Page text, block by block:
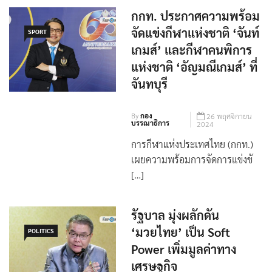
SPORT
กกท. ประกาศความพร้อม
จัดแข่งกีฬาแห่งชาติ ‘จันท์
เกมส์’ และกีฬาคนพิการ
แห่งชาติ ‘อัญมณีเกมส์’ ที่
จันทบุรี
Byกอง
26 พฤศจิกายน
2024
การกีฬาแห่งประเทศไทย (กกท.)
เผยความพร้อมการจัดการแข่งขั
รัฐบาล มุ่งผลักดัน
‘มวยไทย’ เป็น Soft
Power เพิ่มมูลค่าทาง